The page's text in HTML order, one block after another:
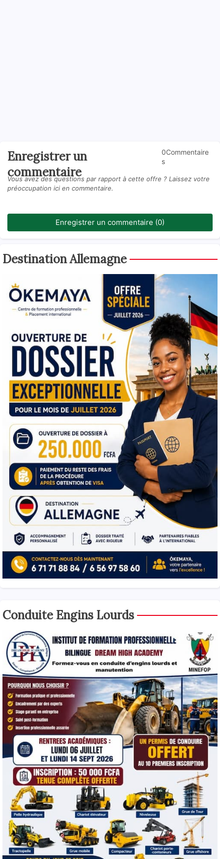
Enregistrer un
commentaire
0Commentaire
s
Vous avez des questions par rapport à cette offre ? Laissez votre
préoccupation ici en commentaire.
Enregistrer un commentaire (0)
Destination Allemagne
Conduite Engins Lourds